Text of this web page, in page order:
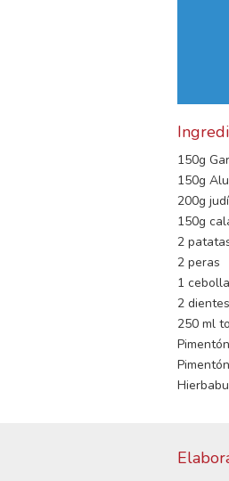
150g
150g
200g
150g
2
2 peras
1 cebolla
2
250 ml
Pimentón
Pimentón